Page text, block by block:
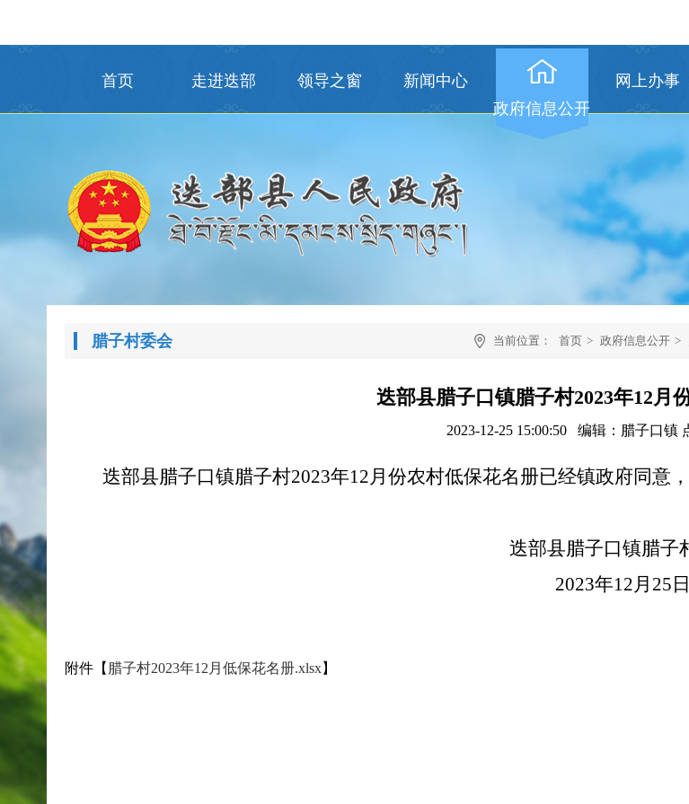
首页 走进迭部 领导之窗
新闻中心
政府信息公开
网上办事
当前位置： 首页 > 政府信息公开 >
腊子村委会
迭部县腊子口镇腊子村2023年12月
2023-12-25 15:00:50 编辑：腊子口镇
迭部县腊子口镇腊子村2023年12月份农村低保花名册已经镇政府同意
迭部县腊子口镇腊子
2023年12月25日
附件【 腊子村2023年12月低保花名册.xlsx】